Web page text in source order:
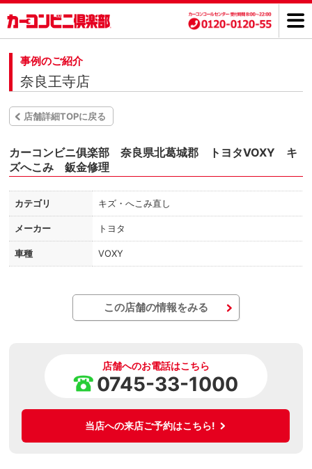
事例のご紹介
奈良王寺店
店舗詳細TOPに戻る
カーコンビニ俱楽部 奈良県北葛城郡 トヨタVOXY キ
ズへこみ 鈑金修理
カテゴリ キズ・へこみ直し
メーカー トヨタ
車種 VOXY
この店舗の情報をみる
店舗へのお電話はこちら
0745-33-1000
当店への来店ご予約はこちら!